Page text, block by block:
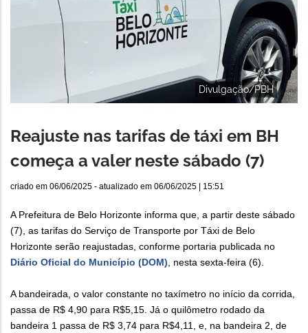
Divulgação/PBH
Reajuste nas tarifas de táxi em BH
começa a valer neste sábado (7)
criado em 06/06/2025 - atualizado em 06/06/2025 | 15:51
A Prefeitura de Belo Horizonte informa que, a partir deste sábado
(7), as tarifas do Serviço de Transporte por Táxi de Belo
Horizonte serão reajustadas, conforme portaria publicada no
Diário Oficial do Município (DOM), nesta sexta-feira (6).
A bandeirada, o valor constante no taxímetro no início da corrida,
passa de R$ 4,90 para R$5,15. Já o quilômetro rodado da
bandeira 1 passa de R$ 3,74 para R$4,11, e, na bandeira 2, de